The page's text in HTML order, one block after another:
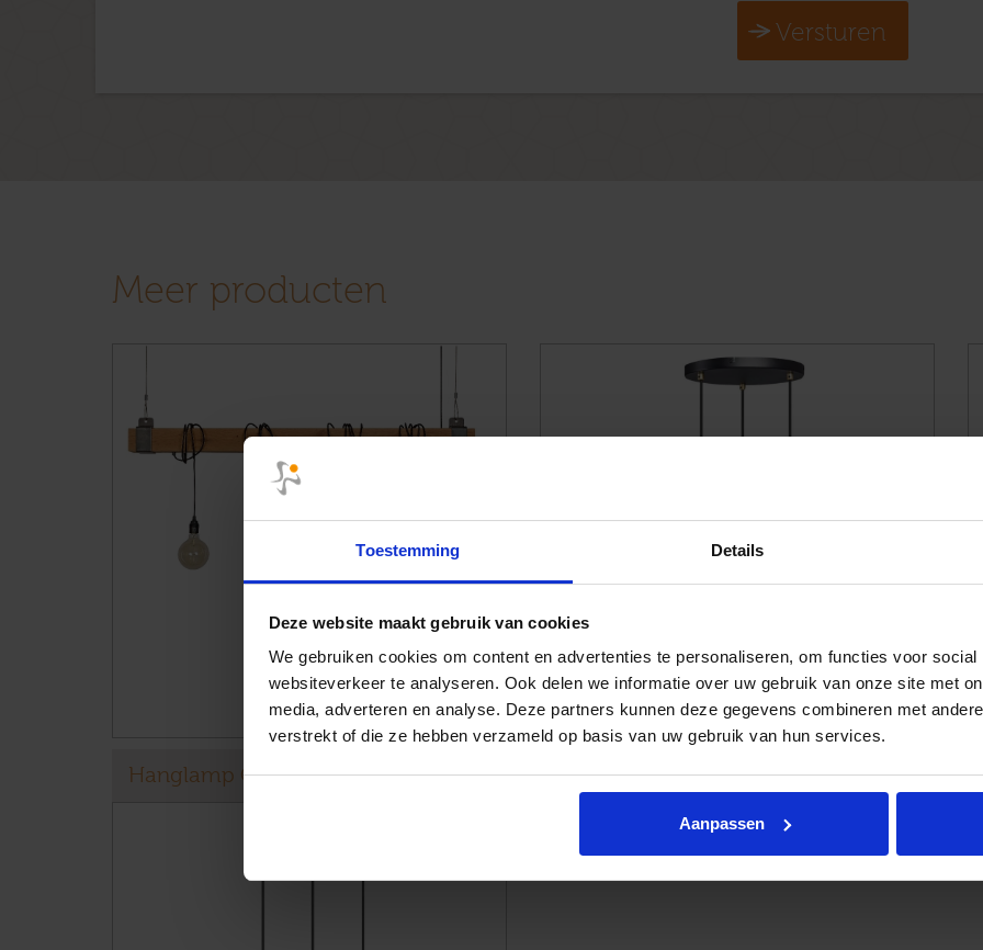
Toestemming Details
Deze website maakt gebruik van cookies
We gebruiken cookies om content en advertenties te personaliseren, om functies voor
websiteverkeer te analyseren. Ook delen we informatie over uw gebruik van onze site met
media, adverteren en analyse. Deze partners kunnen deze gegevens combineren met
verstrekt of die ze hebben verzameld op basis van uw gebruik van hun services.
Aanpassen
Versturen
Meer producten
Hanglamp Goretto Hanglamp Claire 3-lichts